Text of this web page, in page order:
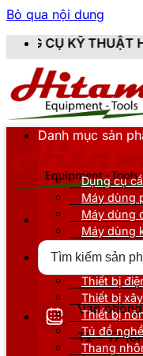
Bỏ qua nội dung
HITAMI - CUNG
Văn
T2 - T7
Danh mục sản
Dụng cụ
Máy dùng
Máy dùng
Máy dùng
Thiết bị
Thiết bị
Thiết bị
Thiết bị
Tủ đồ nghề
Thang